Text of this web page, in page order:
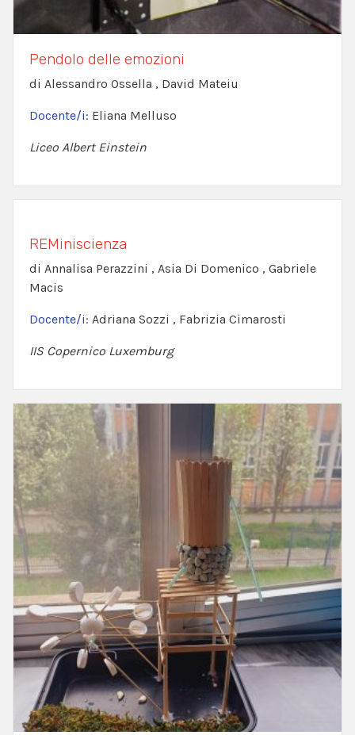
Pendolo delle emozioni
di Alessandro Ossella , David Mateiu
Docente/i: Eliana Melluso
Liceo Albert Einstein
REMiniscienza
di Annalisa Perazzini , Asia Di Domenico , Gabriele
Macis
Docente/i: Adriana Sozzi , Fabrizia Cimarosti
IIS Copernico Luxemburg